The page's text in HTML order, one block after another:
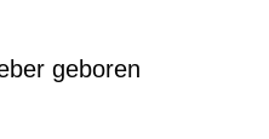
geboren